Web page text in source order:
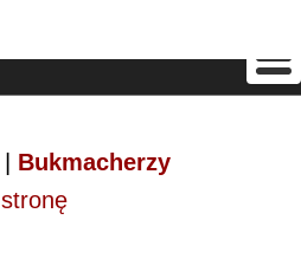
Bukmacherzy
stronę